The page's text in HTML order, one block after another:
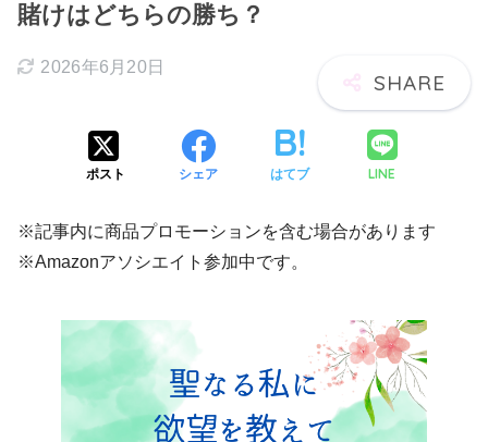
賭けはどちらの勝ち？
2026年6月20日
ポスト シェア はてブ LINE
※記事内に商品プロモーションを含む場合があります
※Amazonアソシエイト参加中です。